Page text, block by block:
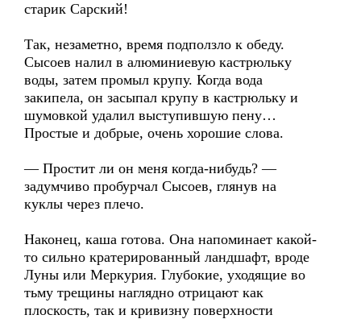
старик Сарский!
Так, незаметно, время подползло к обеду.
Сысоев налил в алюминиевую кастрюльку
воды, затем промыл крупу. Когда вода
закипела, он засыпал крупу в кастрюльку и
шумовкой удалил выступившую пену…
Простые и добрые, очень хорошие слова.
— Простит ли он меня когда-нибудь? —
задумчиво пробурчал Сысоев, глянув на
куклы через плечо.
Наконец, каша готова. Она напоминает какой-
то сильно кратерированный ландшафт, вроде
Луны или Меркурия. Глубокие, уходящие во
тьму трещины наглядно отрицают как
плоскость, так и кривизну поверхности